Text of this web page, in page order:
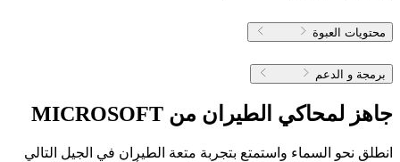
محتويات العبوة
برمجة و الدعم
جاهز لمحاكي الطيران من ‎MICROSOFT‏
انطلق نحو السماء واستمتع بتجربة متعة الطيران في الجيل التالي